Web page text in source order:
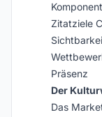
Zitatziele
Präsenz
Der
Das